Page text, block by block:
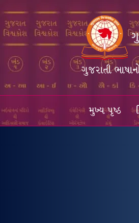
ગુજરાતી
મુખ્ય પૃષ્ઠ